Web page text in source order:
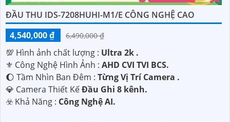
ĐẦU THU IDS-7208HUHI-M1/E CÔNG NGHỆ CAO
4,540,000 ₫
6,490,000 ₫
💯 Hình ảnh chất lượng : Ultra 2k .
⚜️ Công Nghệ Hình Ảnh : AHD CVI TVI BCS.
🌔 Tầm Nhìn Ban Đêm : Từng Vị Trí Camera .
💎 Camera Thiết KếĐầu Ghi 8 kênh.
️☣️ Khả Năng : Công Nghệ AI.